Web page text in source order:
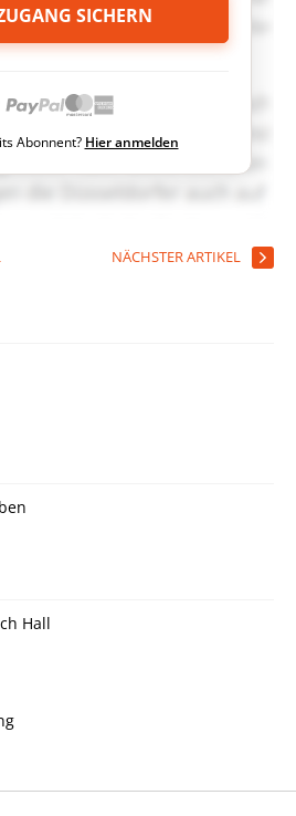
SICHERN
Abonnent? Hier anmelden
NÄCHSTER ARTIKEL
Hall